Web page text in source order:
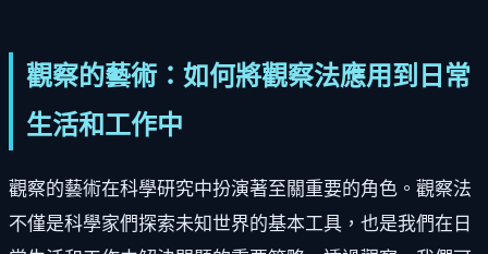
觀察的藝術：如何將觀察法應用到日常
生活和工作中
觀察的藝術在科學研究中扮演著至關重要的角色。觀察法
不僅是科學家們探索未知世界的基本工具，也是我們在日